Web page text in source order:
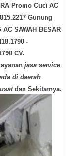
Promo Cuci AC
Gunung
SAWAH BESAR
-
CV.
jasa service
di daerah
dan Sekitarnya.